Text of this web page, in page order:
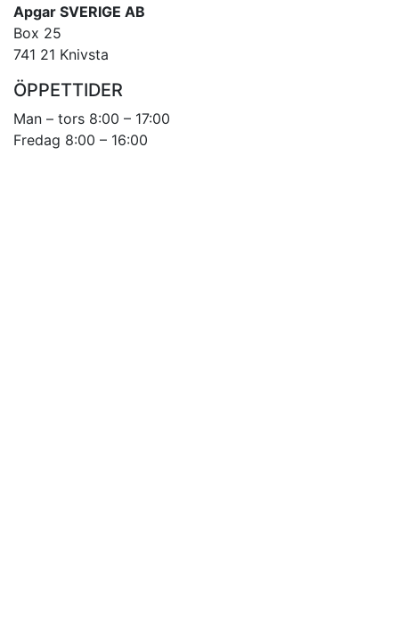
Apgar SVERIGE AB
Box 25
741 21 Knivsta
ÖPPETTIDER
Man – tors 8:00 – 17:00
Fredag 8:00 – 16:00